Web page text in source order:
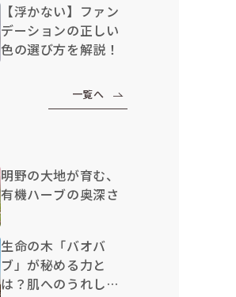
【浮かない】ファン
デーションの正しい
色の選び方を解説！
一覧へ
明野の大地が育む、
有機ハーブの奥深さ
生命の木「バオバ
ブ」が秘める力と
は？肌へのうれしい